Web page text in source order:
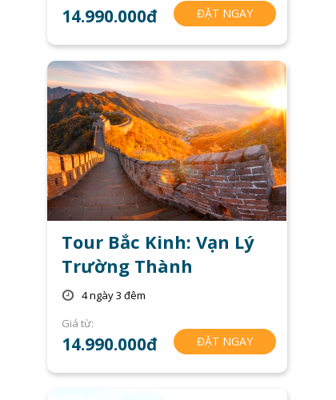
14.990.000đ ĐẶT NGAY
Tour Bắc Kinh: Vạn Lý
Trường Thành
Giá từ:
14.990.000đ ĐẶT NGAY
4 ngày 3 đêm